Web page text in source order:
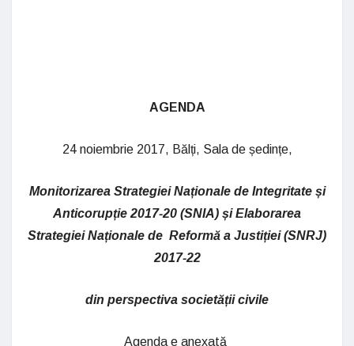
AGENDA
24 noiembrie 2017, Bălți, Sala de ședințe,
Monitorizarea Strategiei Naționale de Integritate și
Anticorupție 2017-20 (SNIA) și Elaborarea
Strategiei Naționale de Reformă a Justiției (SNRJ)
2017-22
din perspectiva societății civile
Agenda e anexată